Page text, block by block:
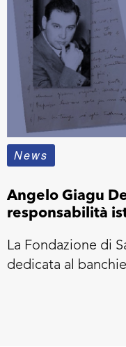
News
Angelo Giagu
responsabilità
La Fondazione di
dedicata al